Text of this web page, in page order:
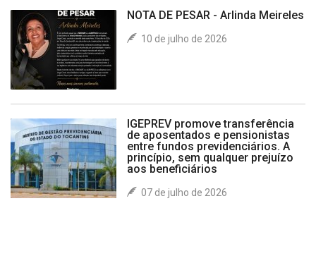
NOTA DE PESAR - Arlinda Meireles
10 de julho de 2026
IGEPREV promove transferência
de aposentados e pensionistas
entre fundos previdenciários. A
princípio, sem qualquer prejuízo
aos beneficiários
07 de julho de 2026